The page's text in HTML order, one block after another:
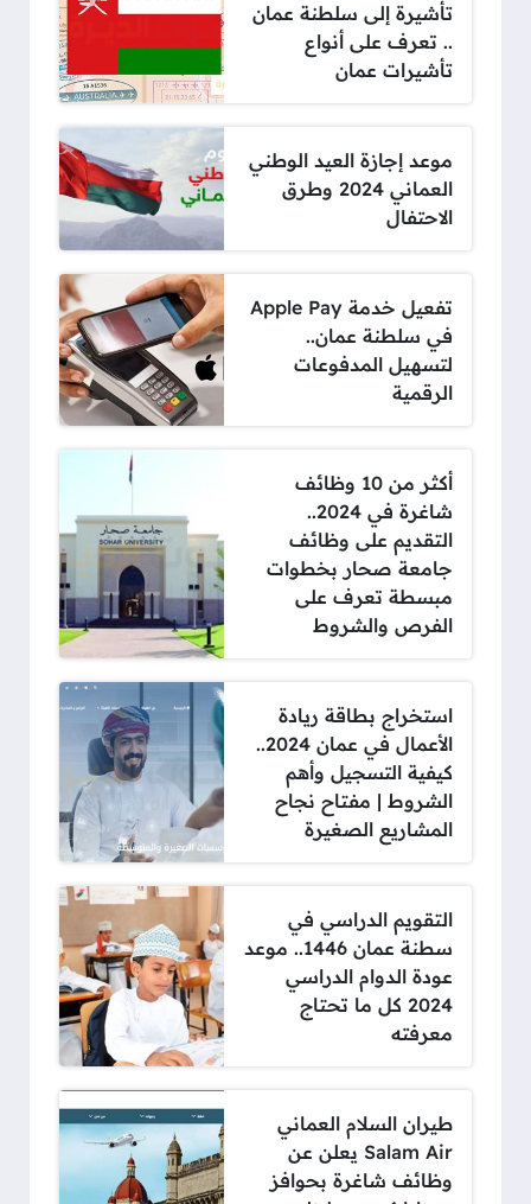
تأشيرة إلى سلطنة عمان
.. تعرف على أنواع
تأشيرات عمان
موعد إجازة العيد الوطني
العماني 2024 وطرق
الاحتفال
تفعيل خدمة Apple Pay
في سلطنة عمان..
لتسهيل المدفوعات
الرقمية
أكثر من 10 وظائف
شاغرة في 2024..
التقديم على وظائف
جامعة صحار بخطوات
مبسطة تعرف على
الفرص والشروط
استخراج بطاقة ريادة
الأعمال في عمان 2024..
كيفية التسجيل وأهم
الشروط | مفتاح نجاح
المشاريع الصغيرة
التقويم الدراسي في
سطنة عمان 1446.. موعد
عودة الدوام الدراسي
2024 كل ما تحتاج
معرفته
طيران السلام العماني
Salam Air يعلن عن
وظائف شاغرة بحوافز